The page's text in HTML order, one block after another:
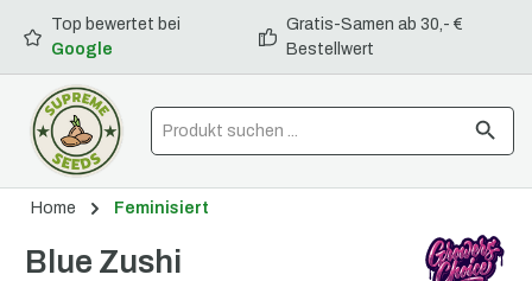
springen
Top bewertet bei
Google
Gratis-Samen ab 30,- €
Bestellwert
Home Feminisiert
Blue Zushi